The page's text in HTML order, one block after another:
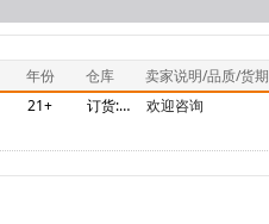
年份 仓库 卖家说明/品质/货期
21+ 订货:货期40天 欢迎咨询